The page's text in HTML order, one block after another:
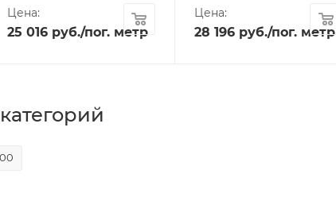
Цена:
25 016руб./пог. метр
Цена:
28 196руб./пог. метр